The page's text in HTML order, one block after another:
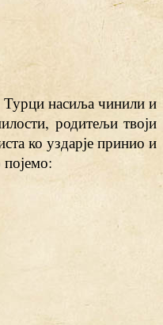
насиља чинили и
родитељи твоји
ко уздарје принио и